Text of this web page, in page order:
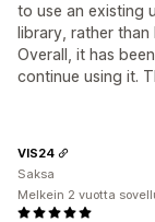
to use an existing
library, rather
Overall, it has
continue using it.
VIS24
Saksa
Melkein 2 vuotta